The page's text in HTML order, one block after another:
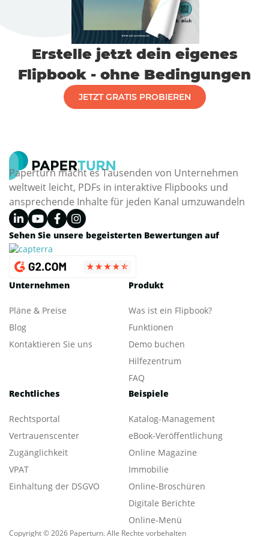
Erstelle jetzt dein eigenes
Flipbook - ohne Bedingungen
JETZT GRATIS PROBIEREN
Paperturn macht es Tausenden von Unternehmen
weltweit leicht, PDFs in interaktive Flipbooks und
ansprechende Inhalte für jeden Kanal umzuwandeln
Sehen Sie unsere begeisterten Bewertungen auf
Unternehmen
Pläne & Preise
Blog
Kontaktieren Sie uns
Produkt
Was ist ein Flipbook?
Funktionen
Demo buchen
Hilfezentrum
FAQ
Rechtliches
Rechtsportal
Vertrauenscenter
Zugänglichkeit
VPAT
Einhaltung der DSGVO
Beispiele
Katalog-Management
eBook-Veröffentlichung
Online Magazine
Immobilie
Online-Broschüren
Digitale Berichte
Online-Menü
Copyright © 2026 Paperturn. Alle Rechte vorbehalten